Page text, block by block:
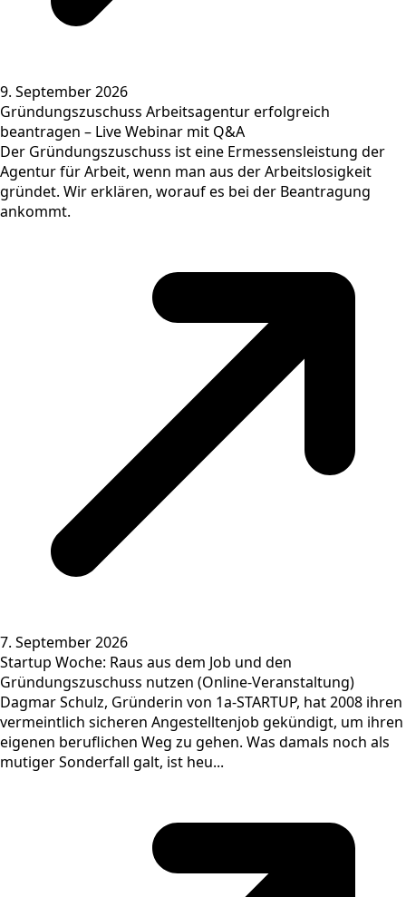
9. September 2026
Gründungszuschuss Arbeitsagentur erfolgreich
beantragen – Live Webinar mit Q&A
Der Gründungszuschuss ist eine Ermessensleistung der
Agentur für Arbeit, wenn man aus der Arbeitslosigkeit
gründet. Wir erklären, worauf es bei der Beantragung
ankommt.
7. September 2026
Startup Woche: Raus aus dem Job und den
Gründungszuschuss nutzen (Online-Veranstaltung)
Dagmar Schulz, Gründerin von 1a-STARTUP, hat 2008 ihren
vermeintlich sicheren Angestelltenjob gekündigt, um ihren
eigenen beruflichen Weg zu gehen. Was damals noch als
mutiger Sonderfall galt, ist heu...